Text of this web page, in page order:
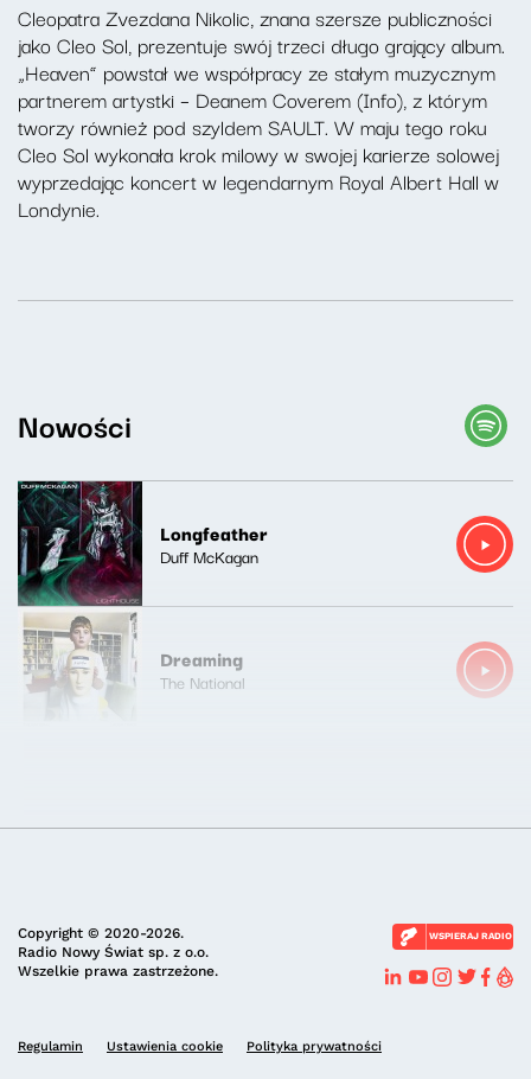
Cleopatra Zvezdana Nikolic, znana szersze publiczności
jako Cleo Sol, prezentuje swój trzeci długo grający album.
„Heaven” powstał we współpracy ze stałym muzycznym
partnerem artystki – Deanem Coverem (Info), z którym
tworzy również pod szyldem SAULT. W maju tego roku
Cleo Sol wykonała krok milowy w swojej karierze solowej
wyprzedając koncert w legendarnym Royal Albert Hall w
Londynie.
Nowości
Longfeather
Duff McKagan
Dreaming
The National
Copyright © 2020-2026.
Radio Nowy Świat sp. z o.o.
Wszelkie prawa zastrzeżone.
WSPIERAJ RADIO
Regulamin Ustawienia cookie Polityka prywatności